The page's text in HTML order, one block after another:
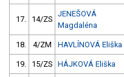
17. 14/ZS
JENEŠOVÁ
Magdaléna
18. 4/ZM HAVLÍNOVÁ Eliška
19. 15/ZS HÁJKOVÁ Eliška